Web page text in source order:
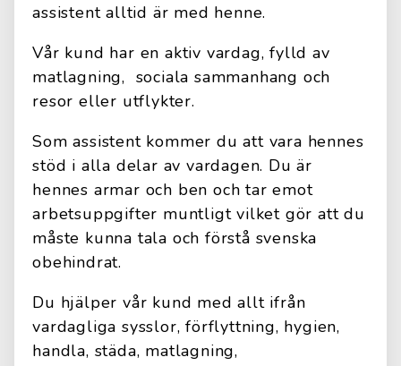
assistent alltid är med henne.
Vår kund har en aktiv vardag, fylld av
matlagning, sociala sammanhang och
resor eller utflykter.
Som assistent kommer du att vara hennes
stöd i alla delar av vardagen. Du är
hennes armar och ben och tar emot
arbetsuppgifter muntligt vilket gör att du
måste kunna tala och förstå svenska
obehindrat.
Du hjälper vår kund med allt ifrån
vardagliga sysslor, förflyttning, hygien,
handla, städa, matlagning,